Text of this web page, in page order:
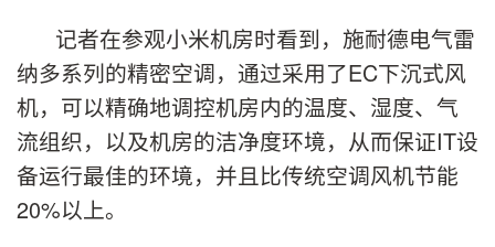
记者在参观小米机房时看到，施耐德电气雷
纳多系列的精密空调，通过采用了EC下沉式风
机，可以精确地调控机房内的温度、湿度、气
流组织，以及机房的洁净度环境，从而保证IT设
备运行最佳的环境，并且比传统空调风机节能
20%以上。